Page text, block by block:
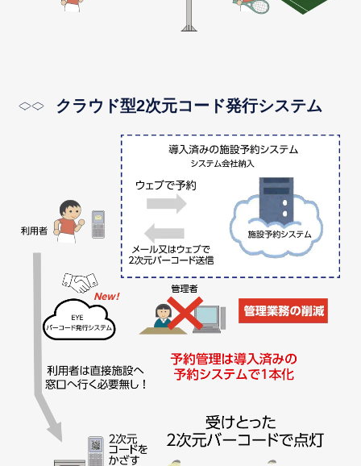
クラウド型2次元コード発行システム